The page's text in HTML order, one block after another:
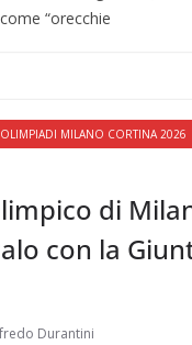
“orecchie
OLIMPIADI MILANO CORTINA 2026
di
con la
Durantini